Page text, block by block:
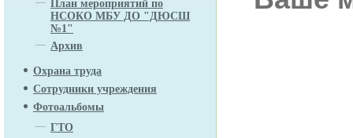
План мероприятий по
НСОКО МБУ ДО "ДЮСШ
№1"
Архив
Охрана труда
Сотрудники учреждения
Фотоальбомы
ГТО